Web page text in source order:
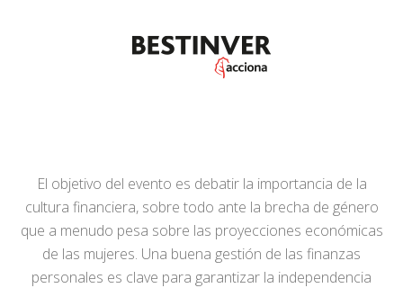
El objetivo del evento es debatir la importancia de la
cultura financiera, sobre todo ante la brecha de género
que a menudo pesa sobre las proyecciones económicas
de las mujeres. Una buena gestión de las finanzas
personales es clave para garantizar la independencia